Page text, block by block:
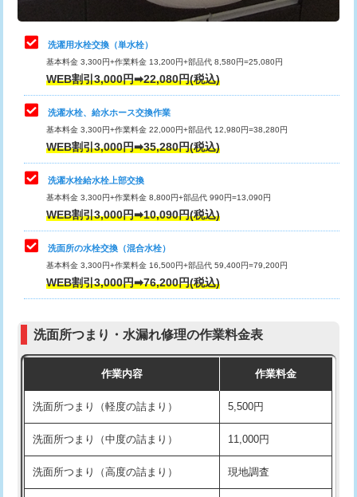
管・ポリ管・HT管使用/3ｍまで)
給水管工事※（ライニング鋼管・銅
管・ポリ管・HT管使用/3ｍ超え)
排水管工事（土の掘削・埋め戻し作
業）
排水管工事（排水管工事/3ｍまで） 55,000円
排水管工事（追加 排水管工事/3ｍ超
え）
マス交換（土の掘削・埋め戻し作業）
マス交換（深さ50㎝未満）
マス交換（深さ50㎝以上）
モルタル補修（厚さ10㎝まで） 27,500円
モルタル補修（厚さ10㎝超え） 38,500円
洗面台設置 38,500円
バスタブ設置 現場見積
止水・漏水調査・防水処理・清掃・修
理・調整・分解・加工など（中作業）
22,000円
止水・漏水調査・防水処理・清掃・修
理・調整・分解・加工など（重作業）
33,000円
キッチンタンク脱着
その他部品の脱着
交換・取付（タンク）
交換・取付(単水栓（壁付・デッキ
式）)
交換・取付(混合水栓（壁付・デッキ
式・ワンホール）)
16,500円+材料費
（P/S/ポップアップ））
交換・取付（その他部品） 11,000円+材料費
持込商品取付（単水栓） 13,200円
持込商品取付（混合水栓） 16,500円
持込商品取付（浄水器・分岐水栓） 16,500円
給水管工事※（ホール加工) 16,500円
洗濯用水栓交換（単水栓）
基本料金 3,300円+作業料金 13,200円+部品代 8,580円=25,080円
WEB割引3,000円➡22,080円(税込)
洗濯水栓、給水ホース交換作業
基本料金 3,300円+作業料金 22,000円+部品代 12,980円=38,280円
WEB割引3,000円➡35,280円(税込)
洗濯水栓給水栓上部交換
基本料金 3,300円+作業料金 8,800円+部品代 990円=13,090円
WEB割引3,000円➡10,090円(税込)
洗面所の水栓交換（混合水栓）
基本料金 3,300円+作業料金 16,500円+部品代 59,400円=79,200円
WEB割引3,000円➡76,200円(税込)
洗面所つまり・水漏れ修理の作業料金表
作業内容 作業料金
洗面所つまり（軽度の詰まり） 5,500円
洗面所つまり（中度の詰まり） 11,000円
洗面所つまり（高度の詰まり） 現地調査